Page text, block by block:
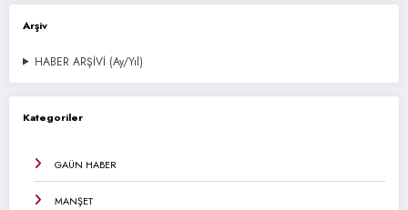
Arşiv
HABER ARŞİVİ (Ay/Yıl)
Kategoriler
GAÜN HABER
MANŞET